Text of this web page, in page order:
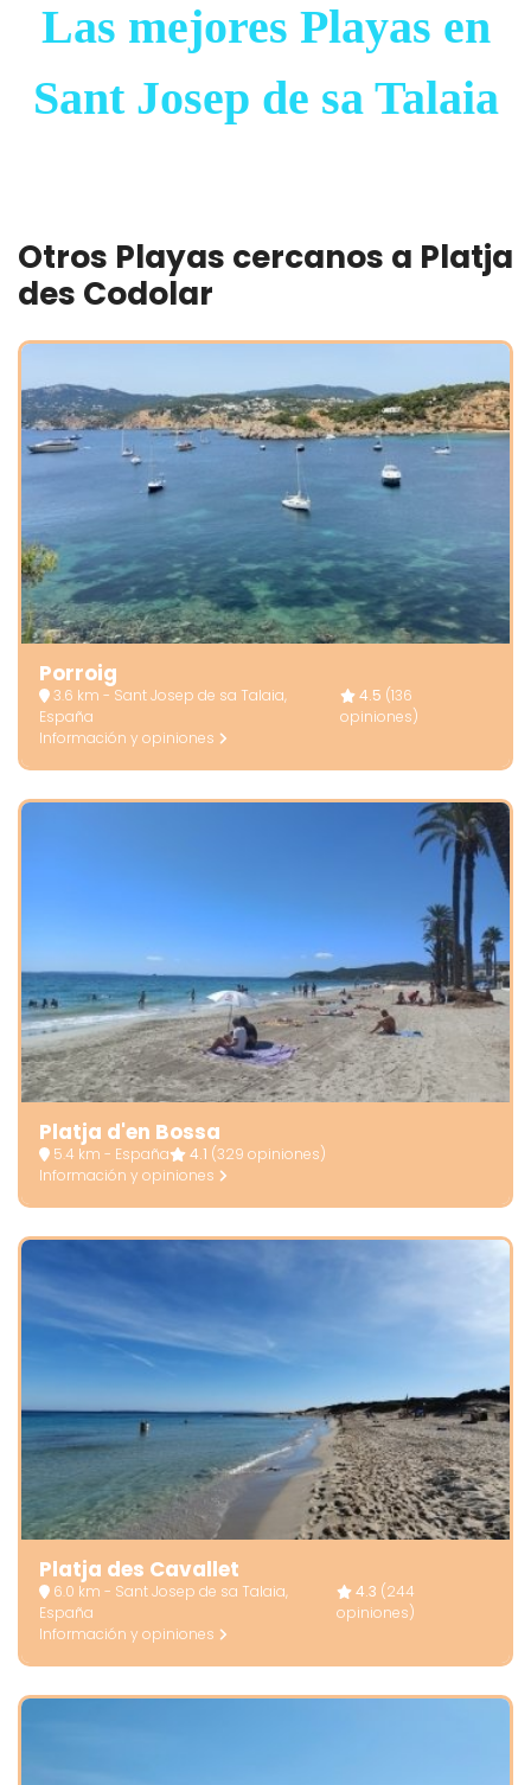
Las mejores Playas en
Sant Josep de sa Talaia
Otros Playas cercanos a Platja
des Codolar
Porroig
3.6 km - Sant Josep de sa Talaia,
España
4.5 (136
opiniones)
Información y opiniones
Platja d'en Bossa
5.4 km - España 4.1 (329 opiniones)
Información y opiniones
Platja des Cavallet
6.0 km - Sant Josep de sa Talaia,
España
4.3 (244
opiniones)
Información y opiniones